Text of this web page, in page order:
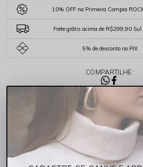
10% OFF na Primeira Compra
Frete grátis acima de R$299,90 Sul
5% de desconto no PIX
COMPARTILHE:
DESCRIÇÃO COMPLETA
Código identificador (SKU):252062-5005
A Calça Masculina Super Skinny Indigo Claro
essencial para homens que buscam estilo e
inverno.
Destaques da Coleção Inverno: